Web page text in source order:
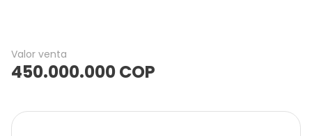
Valor venta
450.000.000COP